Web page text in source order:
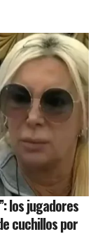
los jugadores
cuchillos por